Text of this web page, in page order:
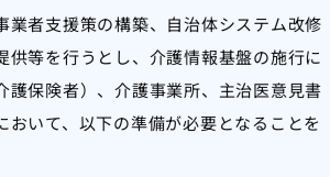
業者支援策の構築、自治体システム改修
供等を行うとし、介護情報基盤の施行に
護保険者）、介護事業所、主治医意見書
おいて、以下の準備が必要となることを